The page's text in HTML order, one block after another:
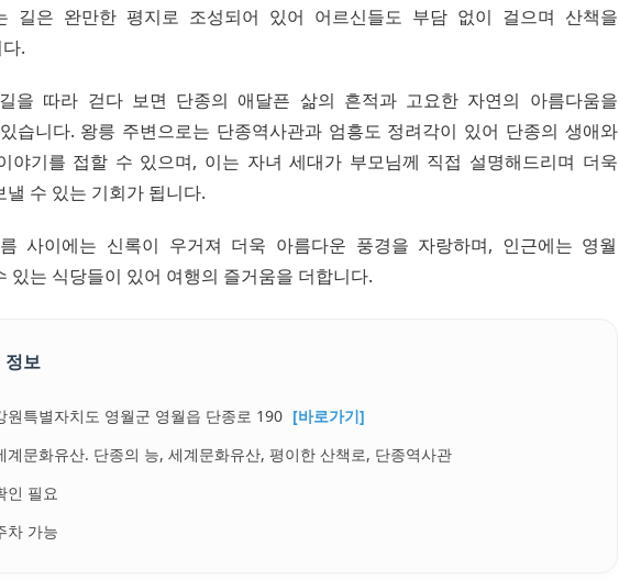
길은 완만한 평지로 조성되어 있어 어르신들도 부담 없이 걸으며 산책을
.
을 따라 걷다 보면 단종의 애달픈 삶의 흔적과 고요한 자연의 아름다움을
습니다. 왕릉 주변으로는 단종역사관과 엄흥도 정려각이 있어 단종의 생애와
야기를 접할 수 있으며, 이는 자녀 세대가 부모님께 직접 설명해드리며 더욱
수 있는 기회가 됩니다.
사이에는 신록이 우거져 더욱 아름다운 풍경을 자랑하며, 인근에는 영월
있는 식당들이 있어 여행의 즐거움을 더합니다.
정보
원특별자치도 영월군 영월읍 단종로 190 [바로가기]
계문화유산. 단종의 능, 세계문화유산, 평이한 산책로, 단종역사관
인 필요
차 가능